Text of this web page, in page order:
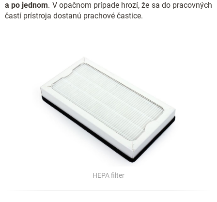
a po jednom. V opačnom prípade hrozí, že sa do pracovných
častí prístroja dostanú prachové častice.
HEPA filter